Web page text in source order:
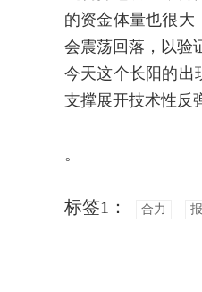
的资金体量也很大
会震荡回落，以验
今天这个长阳的出
支撑展开技术性反
。
标签1： 合力